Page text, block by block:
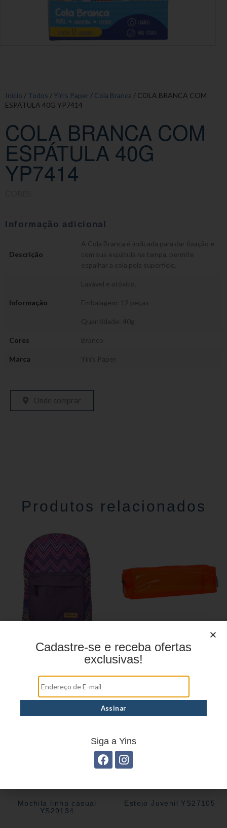
Início / Todos /Yin's Paper / Cola Branca / COLA BRANCA COM
ESPÁTULA 40G YP7414
COLA BRANCA COM
ESPÁTULA 40G
YP7414
Informação adicional
Descrição
A Cola Branca é indicada para dar fixação e
com sua espátula na tampa, permite
espalhar a cola pela superfície.
Informação
Lavável e atóxico.
Embalagem: 12 peças
Quantidade: 40g
Cores Branco
Marca Yin's Paper
Onde comprar
Produtos relacionados
Mochila Linha Casual
Estojo juvenil YS27099
Mochila linha casual
YS29134
Estojo Juvenil YS27105
Cadastre-se e receba ofertas
exclusivas!
Siga a Yins